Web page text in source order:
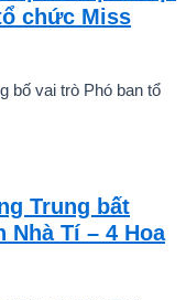
chức Miss
bố vai trò Phó ban tổ
Trung bất
Nhà Tí – 4 Hoa